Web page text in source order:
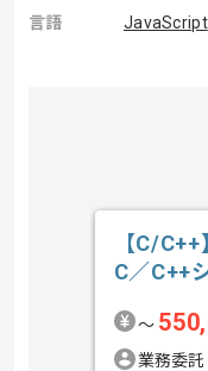
言語
JavaScript
【C/
C／C++
〜
業務委託